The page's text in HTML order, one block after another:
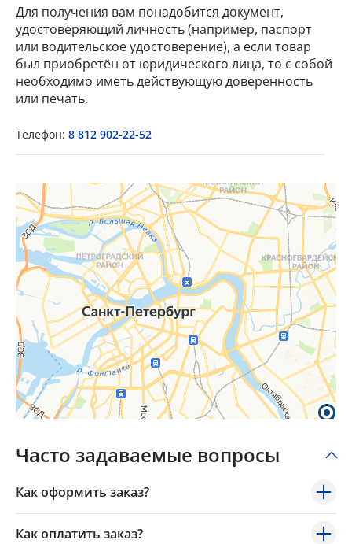
Для получения вам понадобится документ,
удостоверяющий личность (например, паспорт
или водительское удостоверение), а если товар
был приобретён от юридического лица, то с собой
необходимо иметь действующую доверенность
или печать.
Телефон: 8 812 902-22-52
Часто задаваемые вопросы
Как оформить заказ?
Как оплатить заказ?
Popup Title
×
Popup Content